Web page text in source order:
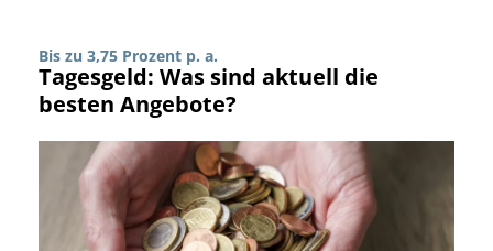
Bis zu 3,75 Prozent p. a.
Tagesgeld: Was sind aktuell die
besten Angebote?